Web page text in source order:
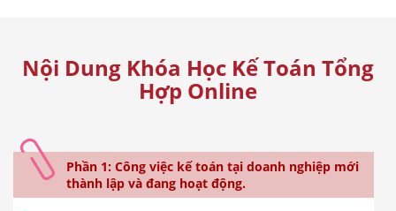
Nội Dung Khóa Học Kế Toán Tổng
Hợp Online
Phần 1: Công việc kế toán tại doanh nghiệp mới
thành lập và đang hoạt động.